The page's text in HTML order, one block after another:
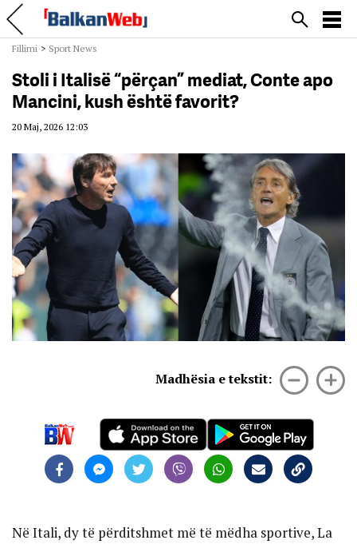
Fillimi > Sport News
Stoli i Italisë “përçan” mediat, Conte apo
Mancini, kush është favorit?
20 Maj, 2026 12:03
Madhësia e tekstit:
Në Itali, dy të përditshmet më të mëdha sportive, La